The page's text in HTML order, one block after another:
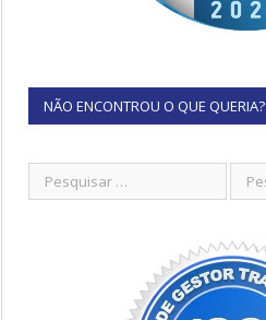
NÃO ENCONTROU O QUE QUERIA?